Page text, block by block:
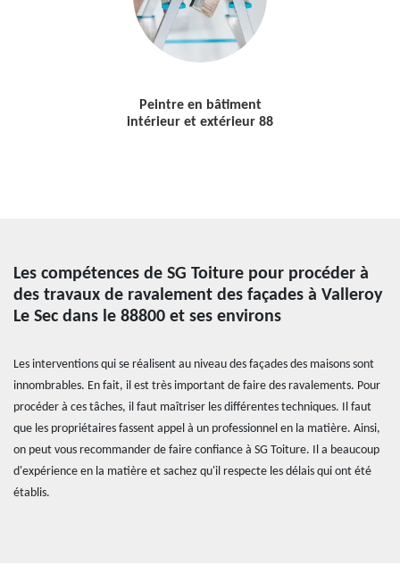
Peintre en bâtiment
intérieur et extérieur 88
Les compétences de SG Toiture pour procéder à
des travaux de ravalement des façades à Valleroy
Le Sec dans le 88800 et ses environs
Les interventions qui se réalisent au niveau des façades des maisons sont
innombrables. En fait, il est très important de faire des ravalements. Pour
procéder à ces tâches, il faut maîtriser les différentes techniques. Il faut
que les propriétaires fassent appel à un professionnel en la matière. Ainsi,
on peut vous recommander de faire confiance à SG Toiture. Il a beaucoup
d'expérience en la matière et sachez qu'il respecte les délais qui ont été
établis.